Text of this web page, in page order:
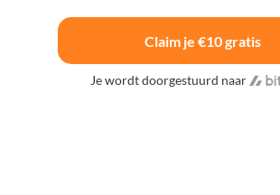
Claim je €10 gratis
Je wordt doorgestuurd naar